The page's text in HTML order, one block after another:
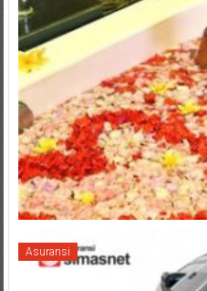
Asuransi